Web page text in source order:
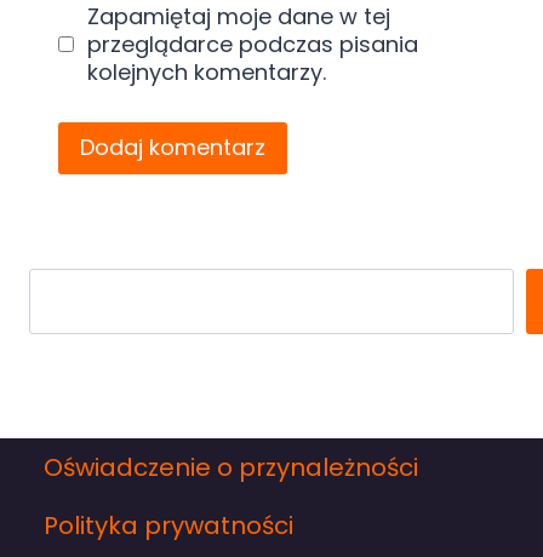
Zapamiętaj moje dane w tej
przeglądarce podczas pisania
kolejnych komentarzy.
Oświadczenie o przynależności
Polityka prywatności